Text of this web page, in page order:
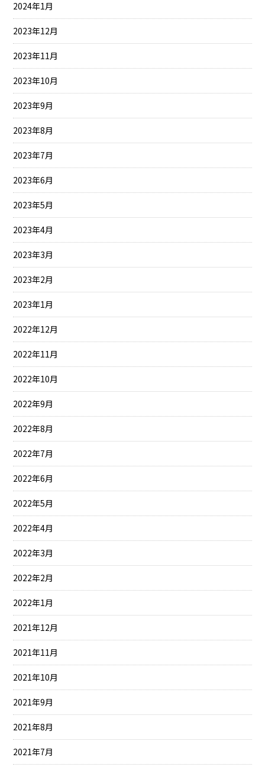
2024年1月
2023年12月
2023年11月
2023年10月
2023年9月
2023年8月
2023年7月
2023年6月
2023年5月
2023年4月
2023年3月
2023年2月
2023年1月
2022年12月
2022年11月
2022年10月
2022年9月
2022年8月
2022年7月
2022年6月
2022年5月
2022年4月
2022年3月
2022年2月
2022年1月
2021年12月
2021年11月
2021年10月
2021年9月
2021年8月
2021年7月